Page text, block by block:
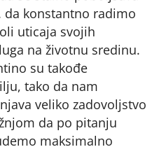
da konstantno radimo
uticaja svojih
na životnu sredinu.
su takođe
tako da nam
veliko zadovoljstvo
da po pitanju
maksimalno